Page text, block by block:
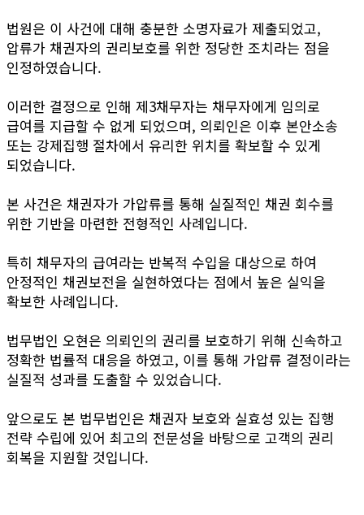
법원은 이 사건에 대해 충분한 소명자료가 제출되었고,
압류가 채권자의 권리보호를 위한 정당한 조치라는 점을
인정하였습니다.
이러한 결정으로 인해 제3채무자는 채무자에게 임의로
급여를 지급할 수 없게 되었으며, 의뢰인은 이후 본안소송
또는 강제집행 절차에서 유리한 위치를 확보할 수 있게
되었습니다.
본 사건은 채권자가 가압류를 통해 실질적인 채권 회수를
위한 기반을 마련한 전형적인 사례입니다.
특히 채무자의 급여라는 반복적 수입을 대상으로 하여
안정적인 채권보전을 실현하였다는 점에서 높은 실익을
확보한 사례입니다.
법무법인 오현은 의뢰인의 권리를 보호하기 위해 신속하고
정확한 법률적 대응을 하였고, 이를 통해 가압류 결정이라는
실질적 성과를 도출할 수 있었습니다.
앞으로도 본 법무법인은 채권자 보호와 실효성 있는 집행
전략 수립에 있어 최고의 전문성을 바탕으로 고객의 권리
회복을 지원할 것입니다.